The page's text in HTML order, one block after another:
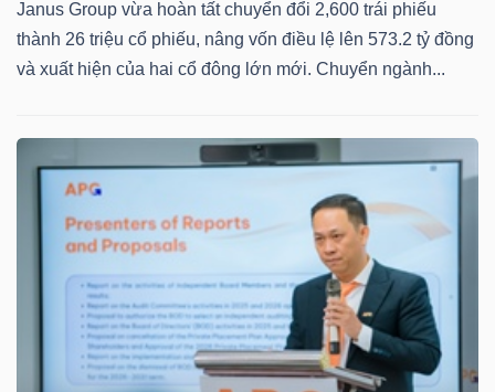
Janus Group vừa hoàn tất chuyển đổi 2,600 trái phiếu
thành 26 triệu cổ phiếu, nâng vốn điều lệ lên 573.2 tỷ đồng
và xuất hiện của hai cổ đông lớn mới. Chuyển ngành...